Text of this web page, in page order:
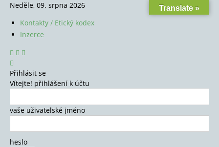
Neděle, 09. srpna 2026
Kontakty / Etický kodex
Inzerce
Přihlásit se
Vítejte! přihlášení k účtu
vaše uživatelské jméno
heslo
Translate »